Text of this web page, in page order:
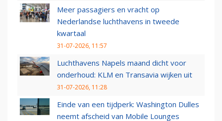
Meer passagiers en vracht op
Nederlandse luchthavens in tweede
kwartaal
31-07-2026, 11:57
Luchthavens Napels maand dicht voor
onderhoud: KLM en Transavia wijken uit
31-07-2026, 11:28
Einde van een tijdperk: Washington Dulles
neemt afscheid van Mobile Lounges